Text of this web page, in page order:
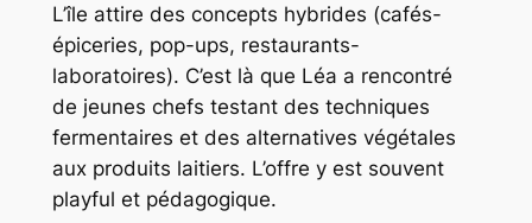
L’île attire des concepts hybrides (cafés-
épiceries, pop-ups, restaurants-
laboratoires). C’est là que Léa a rencontré
de jeunes chefs testant des techniques
fermentaires et des alternatives végétales
aux produits laitiers. L’offre y est souvent
playful et pédagogique.